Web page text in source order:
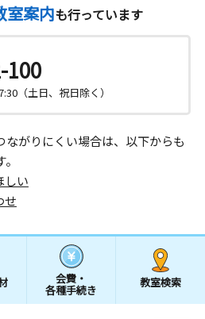
室案内も行っています
100
（土日、祝日除く）
ながりにくい場合は、以下からも
しい
せ
会費・
各種手続き
教室検索